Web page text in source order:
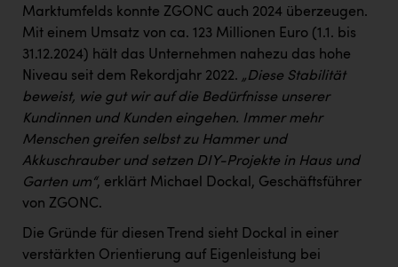
Passage Linz
PÜSPÖK
REMAX
RE/MAX Welcome
Resch&Frisch
RUBBLE MASTER
Ruderclub Wels
Marktumfelds konnte ZGONC auch 2024 überzeugen.
Mit einem Umsatz von ca. 123 Millionen Euro (1.1. bis
31.12.2024) hält das Unternehmen nahezu das hohe
Niveau seit dem Rekordjahr 2022. „Diese Stabilität
beweist, wie gut wir auf die Bedürfnisse unserer
Kundinnen und Kunden eingehen. Immer mehr
Menschen greifen selbst zu Hammer und
Akkuschrauber und setzen DIY-Projekte in Haus und
Garten um“, erklärt Michael Dockal, Geschäftsführer
von ZGONC.
Die Gründe für diesen Trend sieht Dockal in einer
verstärkten Orientierung auf Eigenleistung bei